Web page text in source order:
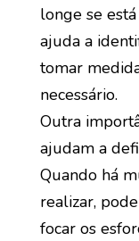
longe se
ajuda a
tomar
necessário.
Outra
ajudam a
Quando há
realizar,
focar os